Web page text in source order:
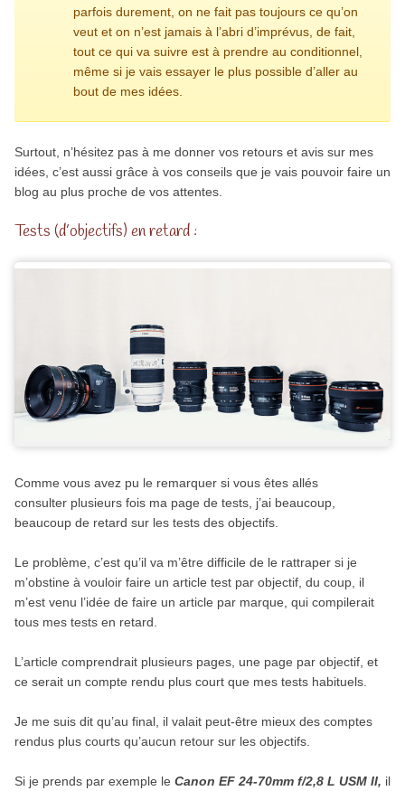
parfois durement, on ne fait pas toujours ce qu’on
veut et on n’est jamais à l’abri d’imprévus, de fait,
tout ce qui va suivre est à prendre au conditionnel,
même si je vais essayer le plus possible d’aller au
bout de mes idées.
Surtout, n’hésitez pas à me donner vos retours et avis sur mes
idées, c’est aussi grâce à vos conseils que je vais pouvoir faire un
blog au plus proche de vos attentes.
Tests (d’objectifs) en retard :
Comme vous avez pu le remarquer si vous êtes allés
consulter plusieurs fois ma page de tests, j’ai beaucoup,
beaucoup de retard sur les tests des objectifs.
Le problème, c’est qu’il va m’être difficile de le rattraper si je
m’obstine à vouloir faire un article test par objectif, du coup, il
m’est venu l’idée de faire un article par marque, qui compilerait
tous mes tests en retard.
L’article comprendrait plusieurs pages, une page par objectif, et
ce serait un compte rendu plus court que mes tests habituels.
Je me suis dit qu’au final, il valait peut-être mieux des comptes
rendus plus courts qu’aucun retour sur les objectifs.
Si je prends par exemple le Canon EF 24-70mm f/2,8 L USM II, il